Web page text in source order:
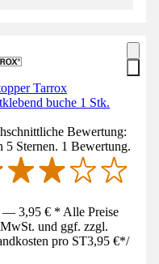
Tarrox
buche 1 Stk.
Bewertung:
5 Sternen. 1 Bewertung.
— 3,95 € * Alle Preise
und ggf. zzgl.
pro ST3,95 €*/